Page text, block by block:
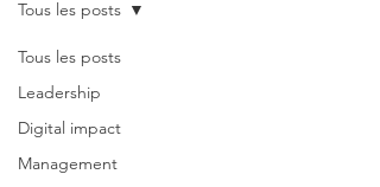
Tous les posts
Leadership
Digital impact
Management
Tous les posts